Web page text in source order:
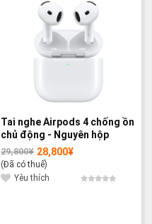
Tai nghe Airpods 4 chống ồn
chủ động - Nguyên hộp
29,800¥
Giá
gốc
là:
29,800¥.
28,800¥
Giá
hiện
tại
là:
28,800¥.
(Đã có thuế)
Yêu thích